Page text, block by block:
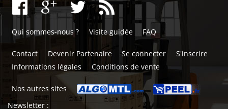
Qui sommes-nous ? Visite guidée FAQ
Contact Devenir Partenaire Se connecter
S'inscrire
Informations légales
Conditions de vente
Nos autres sites
Newsletter :